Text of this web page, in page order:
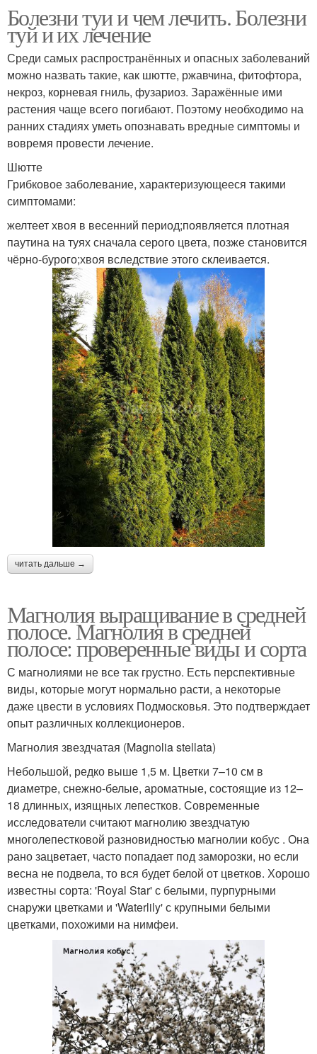
Болезни туи и чем лечить. Болезни
туй и их лечение
Среди самых распространённых и опасных заболеваний
можно назвать такие, как шютте, ржавчина, фитофтора,
некроз, корневая гниль, фузариоз. Заражённые ими
растения чаще всего погибают. Поэтому необходимо на
ранних стадиях уметь опознавать вредные симптомы и
вовремя провести лечение.
Шютте
Грибковое заболевание, характеризующееся такими
симптомами:
желтеет хвоя в весенний период;появляется плотная
паутина на туях сначала серого цвета, позже становится
чёрно-бурого;хвоя вследствие этого склеивается.
читать дальше →
Магнолия выращивание в средней
полосе. Магнолия в средней
полосе: проверенные виды и сорта
С магнолиями не все так грустно. Есть перспективные
виды, которые могут нормально расти, а некоторые
даже цвести в условиях Подмосковья. Это подтверждает
опыт различных коллекционеров.
Магнолия звездчатая (Magnolia stellata)
Небольшой, редко выше 1,5 м. Цветки 7–10 см в
диаметре, снежно-белые, ароматные, состоящие из 12–
18 длинных, изящных лепестков. Современные
исследователи считают магнолию звездчатую
многолепестковой разновидностью магнолии кобус . Она
рано зацветает, часто попадает под заморозки, но если
весна не подвела, то вся будет белой от цветков. Хорошо
известны сорта: 'Royal Star' с белыми, пурпурными
снаружи цветками и 'Waterlily' с крупными белыми
цветками, похожими на нимфеи.